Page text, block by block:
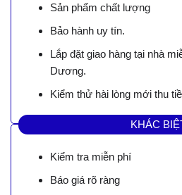
Sản phẩm chất lượng
Bảo hành uy tín.
Lắp đặt giao hàng tại nhà
Dương.
Kiểm thử hài lòng mới thu
KHÁC
Kiểm tra miễn phí
Báo giá rõ ràng